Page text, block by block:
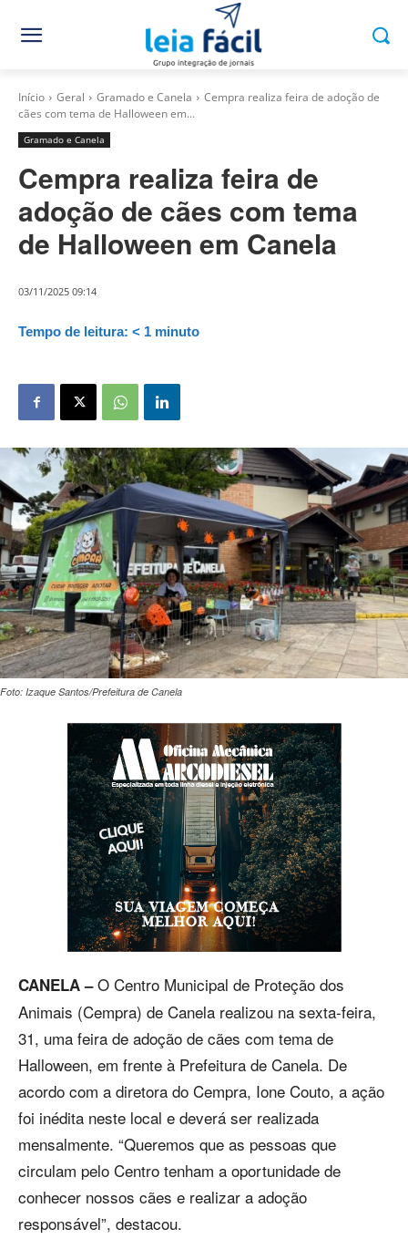
Início Geral Gramado e Canela
Cempra realiza feira de adoção de
cães com tema de Halloween em...
Gramado e Canela
Cempra realiza feira de
adoção de cães com tema
de Halloween em Canela
03/11/2025 09:14
Tempo de leitura: < 1 minuto
Foto: Izaque Santos/Prefeitura de Canela
CANELA –O Centro Municipal de Proteção dos
Animais (Cempra) de Canela realizou na sexta-feira,
31, uma feira de adoção de cães com tema de
Halloween, em frente à Prefeitura de Canela. De
acordo com a diretora do Cempra, Ione Couto, a ação
foi inédita neste local e deverá ser realizada
mensalmente. “Queremos que as pessoas que
circulam pelo Centro tenham a oportunidade de
conhecer nossos cães e realizar a adoção
responsável”, destacou.